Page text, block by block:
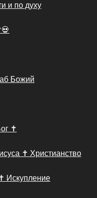
и по духу
Божий
✝️
✝️ Христианство
Искупление